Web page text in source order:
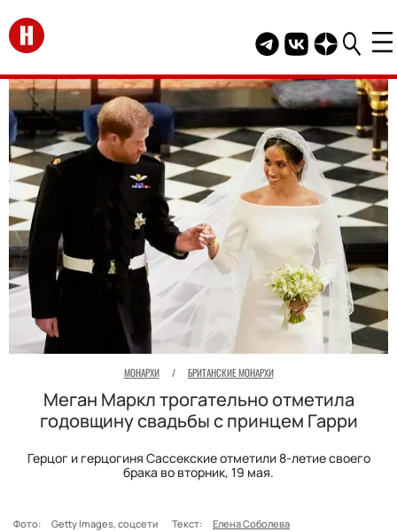
Перейти на главную
Telegram канал
Группа HELLO
Канал
МОНАРХИ / БРИТАНСКИЕ МОНАРХИ
Меган Маркл трогательно отметила
годовщину свадьбы с принцем Гарри
Герцог и герцогиня Сассекские отметили 8-летие своего
брака во вторник, 19 мая.
Фото: Getty Images, соцсети Текст:
Елена Соболева